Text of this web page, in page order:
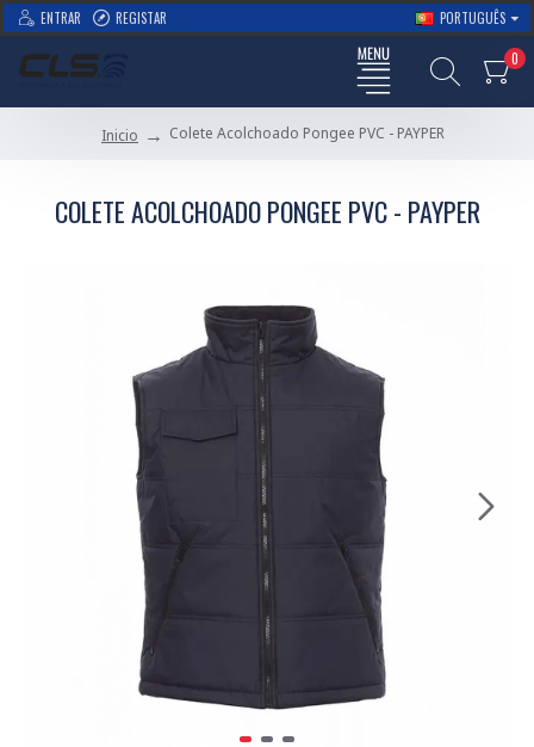
ENTRAR REGISTAR PORTUGUÊS
0
Inicio Colete Acolchoado Pongee PVC - PAYPER
COLETE ACOLCHOADO PONGEE PVC - PAYPER